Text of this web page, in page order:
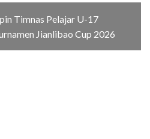
Timnas Pelajar U-17
Jianlibao Cup 2026